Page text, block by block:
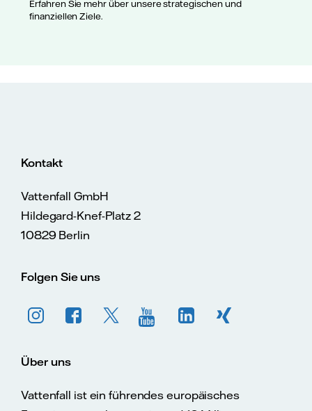
Erfahren Sie mehr über unsere strategischen und
finanziellen Ziele.
Kontakt
Vattenfall GmbH
Hildegard-Knef-Platz 2
10829 Berlin
Folgen Sie uns
Über uns
Vattenfall ist ein führendes europäisches